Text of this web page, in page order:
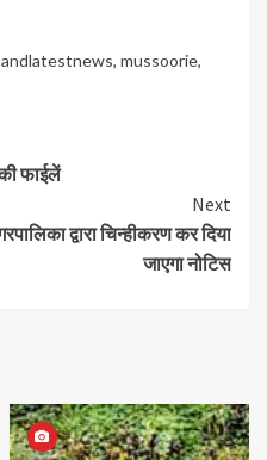
, mussoorie,
फाईलें
Next
द्वारा चिन्हीकरण कर दिया
जाएगा नोटिस